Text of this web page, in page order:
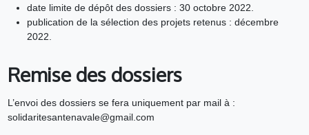
date limite de dépôt des dossiers : 30 octobre 2022.
publication de la sélection des projets retenus : décembre
2022.
Remise des dossiers
L’envoi des dossiers se fera uniquement par mail à :
solidaritesantenavale@gmail.com